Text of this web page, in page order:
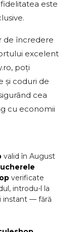
este
de încredere
excelent
poți
și coduri de
cea
cu economii
valid în August
verificate
introdu-l la
instant — fără